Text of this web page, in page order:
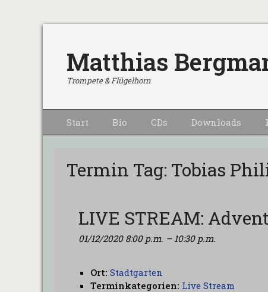
Matthias
Trompete & Flügelhorn
Primärmenu
zum
Start Bio CDs Downloads
Termin Tag: Tobias
LIVE STREAM:
01/12/2020 8:00 p.m. – 10:30 p.m.
Ort: Stadtgarten
Terminkategorien: Live Stream